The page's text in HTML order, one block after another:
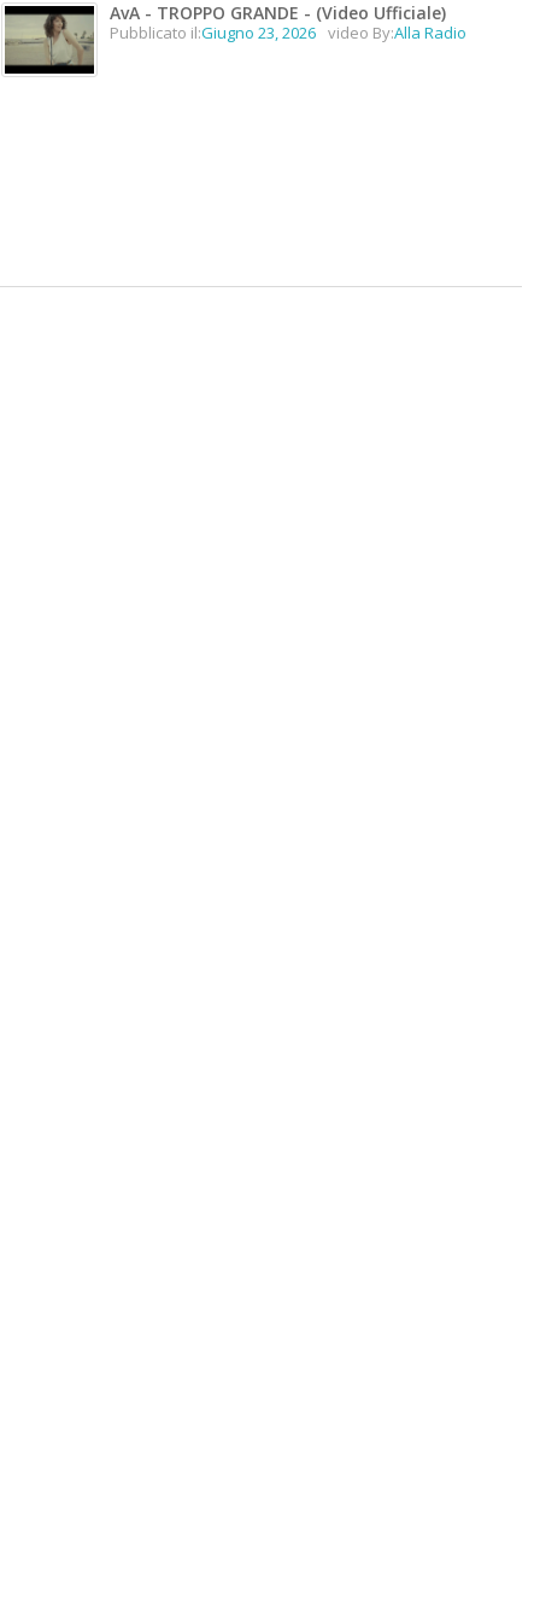
AvA - TROPPO GRANDE - (Video Ufficiale)
Pubblicato il:Giugno 23, 2026 video By:Alla Radio